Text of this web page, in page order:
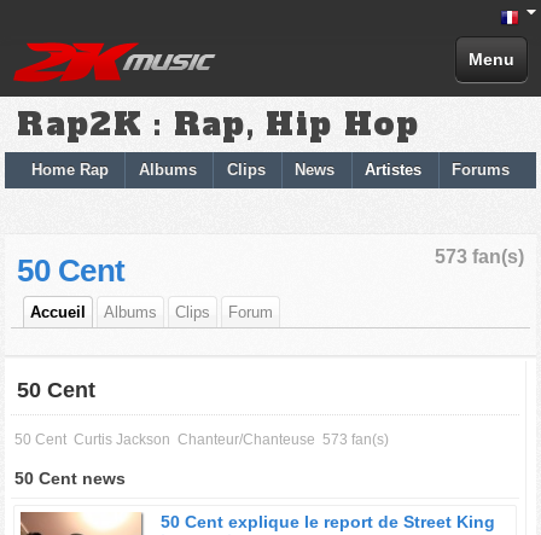
Menu
Rap2K : Rap, Hip Hop
Home Rap Albums Clips News Artistes Forums
573 fan(s)
50 Cent
Accueil Albums Clips Forum
50 Cent
50 Cent Curtis Jackson Chanteur/Chanteuse 573 fan(s)
50 Cent news
50 Cent explique le report de Street King